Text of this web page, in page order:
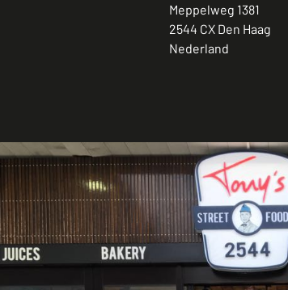
Meppelweg 1381
2544 CX Den Haag
Nederland